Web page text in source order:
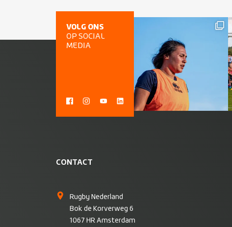
VOLG ONS
OP SOCIAL
MEDIA
CONTACT
Rugby Nederland
Bok de Korverweg 6
1067 HR Amsterdam